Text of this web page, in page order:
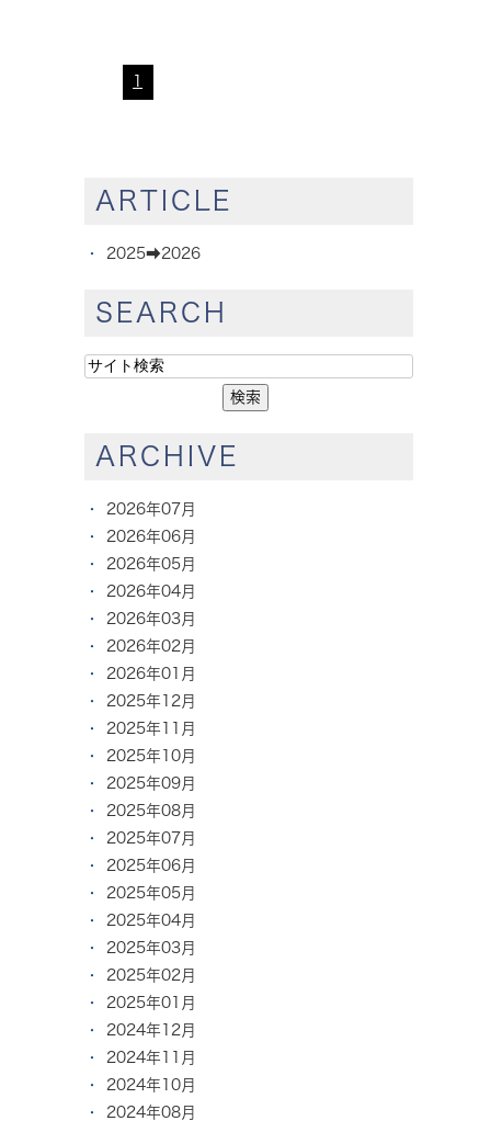
ARTICLE
2025➡︎2026
SEARCH
ARCHIVE
2026年07月
2026年06月
2026年05月
2026年04月
2026年03月
2026年02月
2026年01月
2025年12月
2025年11月
2025年10月
2025年09月
2025年08月
2025年07月
2025年06月
2025年05月
2025年04月
2025年03月
2025年02月
2025年01月
2024年12月
2024年11月
2024年10月
2024年08月